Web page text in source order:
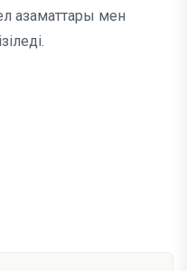
азаматтары мен